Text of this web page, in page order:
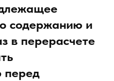
содержанию и
в перерасчете
перед